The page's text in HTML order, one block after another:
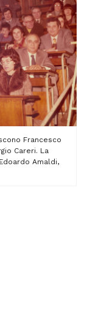
Francesco
Careri. La
Amaldi,